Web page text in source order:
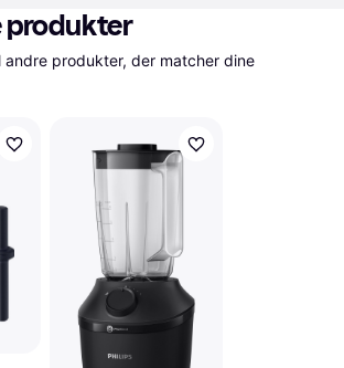
produkter
andre produkter, der matcher dine